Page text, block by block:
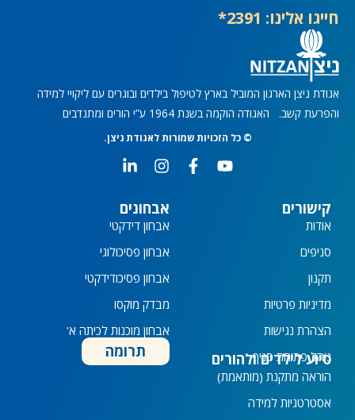
ניצן הארגון המוביל בארץ לטיפול בילדים ובוגרים עם ליקויי למידה
קשב. האגודה הוקמה בשנת 1964 ע”י הורים ומתנדבים
אלינו: 2391*
F
a
L
i
k
e
d
i
-
i
n
© כל הזכויות שמורות לאגודת ניצן.
קישורים
אודות
סניפים
מדיניות פרטיות
הצהרת נגישות
נוהל פתיחת סניף
אבחונים
אבחון דידקטי
אבחון פסיכולוגי
אבחון פסיכודידקטי
מבדק מוקסו
אבחון מוכנות לכיתה א'
תרומה סיוע לילדים ולהורים
הוראה מתקנת (מותאמת)
אסטרטגיות למידה